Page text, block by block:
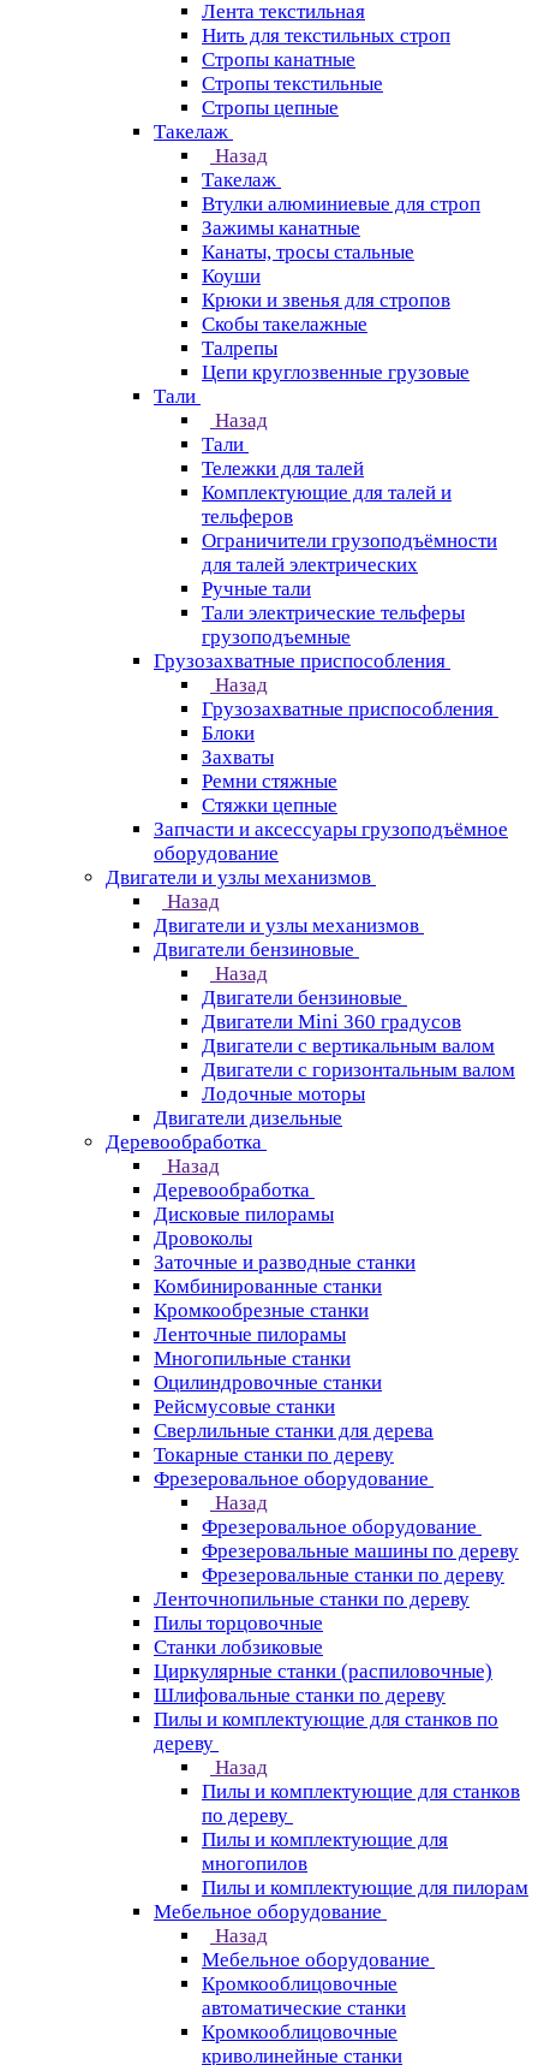
Лента текстильная
Нить для текстильных строп
Стропы канатные
Стропы текстильные
Стропы цепные
Такелаж
Назад
Такелаж
Втулки алюминиевые для строп
Зажимы канатные
Канаты, тросы стальные
Коуши
Крюки и звенья для стропов
Скобы такелажные
Талрепы
Цепи круглозвенные грузовые
Тали
Назад
Тали
Тележки для талей
Комплектующие для талей и
тельферов
Ограничители грузоподъёмности
для талей электрических
Ручные тали
Тали электрические тельферы
грузоподъемные
Грузозахватные приспособления
Назад
Грузозахватные приспособления
Блоки
Захваты
Ремни стяжные
Стяжки цепные
Запчасти и аксессуары грузоподъёмное
оборудование
Двигатели и узлы механизмов
Назад
Двигатели и узлы механизмов
Двигатели бензиновые
Назад
Двигатели бензиновые
Двигатели Mini 360 градусов
Двигатели с вертикальным валом
Двигатели с горизонтальным валом
Лодочные моторы
Двигатели дизельные
Деревообработка
Назад
Деревообработка
Дисковые пилорамы
Дровоколы
Заточные и разводные станки
Комбинированные станки
Кромкообрезные станки
Ленточные пилорамы
Многопильные станки
Оцилиндровочные станки
Рейсмусовые станки
Сверлильные станки для дерева
Токарные станки по дереву
Фрезеровальное оборудование
Назад
Фрезеровальное оборудование
Фрезеровальные машины по дереву
Фрезеровальные станки по дереву
Ленточнопильные станки по дереву
Пилы торцовочные
Станки лобзиковые
Циркулярные станки (распиловочные)
Шлифовальные станки по дереву
Пилы и комплектующие для станков по
дереву
Назад
Пилы и комплектующие для станков
по дереву
Пилы и комплектующие для
многопилов
Пилы и комплектующие для пилорам
Мебельное оборудование
Назад
Мебельное оборудование
Кромкооблицовочные
автоматические станки
Кромкооблицовочные
криволинейные станки